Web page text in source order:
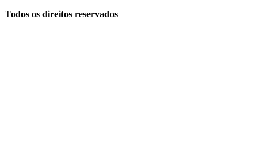
Todos os direitos reservados